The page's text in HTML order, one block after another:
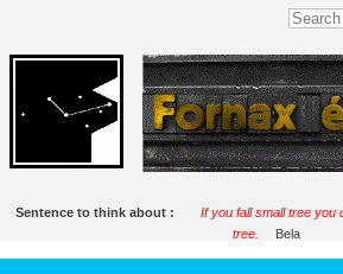
Sentence to think about :
If you fall small tree you
tree.
Bela